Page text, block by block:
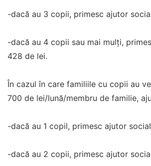
-dacă au 3 copii, primesc ajutor
-dacă au 4 copii sau mai mulți,
428 de lei.
În cazul în care familiile cu copii au
700 de lei/lună/membru de familie,
-dacă au 1 copil, primesc ajutor
-dacă au 2 copii, primesc ajutor